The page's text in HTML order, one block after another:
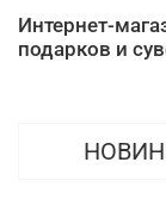
Интернет-
подарков и